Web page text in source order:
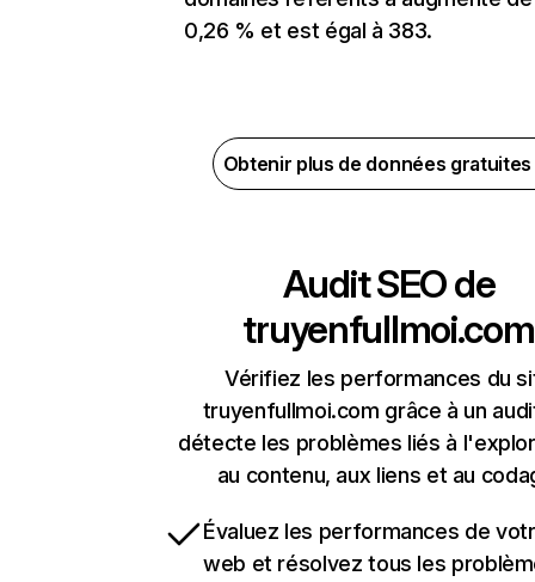
0,26 % et est égal à 383.
Obtenir plus de données
Audit SEO de
truyenfullmoi.com
Vérifiez les performances du
truyenfullmoi.com grâce à un
détecte les problèmes liés à
au contenu, aux liens et au
Évaluez les performances de
web et résolvez tous les